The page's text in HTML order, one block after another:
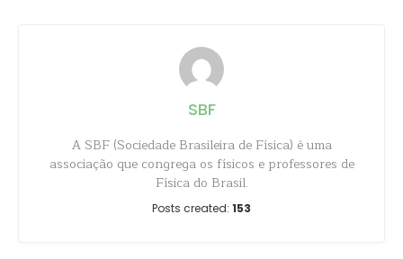
SBF
A SBF (Sociedade Brasileira de Física) é uma
associação que congrega os físicos e professores de
Física do Brasil.
Posts created: 153